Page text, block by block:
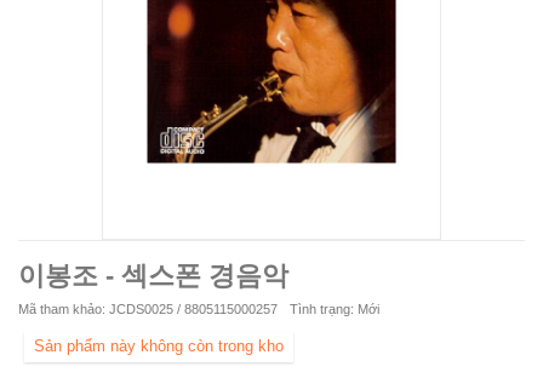
이봉조 - 섹스폰 경음악
Mã tham khảo: JCDS0025 / 8805115000257 Tình trạng: Mới
Sản phẩm này không còn trong kho